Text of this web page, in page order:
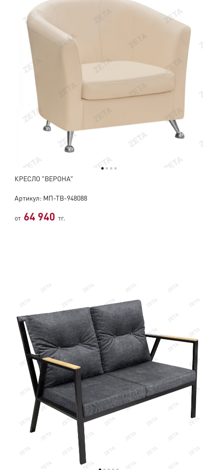
КРЕСЛО "ВЕРОНА"
Артикул: МП-ТВ-948088
от 64 940 тг.